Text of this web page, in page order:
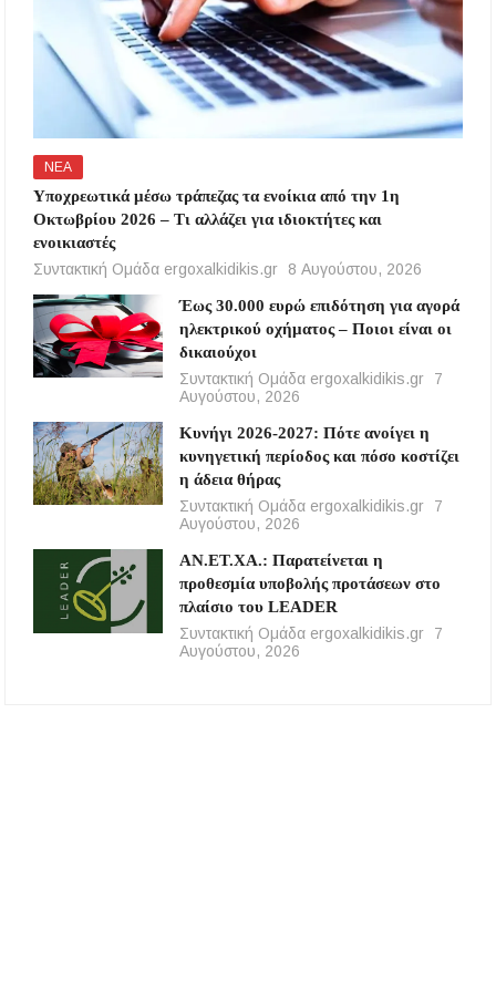
ΝΕΑ
Υποχρεωτικά μέσω τράπεζας τα ενοίκια από την 1η
Οκτωβρίου 2026 – Τι αλλάζει για ιδιοκτήτες και
ενοικιαστές
Συντακτική Ομάδα ergoxalkidikis.gr
8 Αυγούστου, 2026
Έως 30.000 ευρώ επιδότηση για αγορά
ηλεκτρικού οχήματος – Ποιοι είναι οι
δικαιούχοι
Συντακτική Ομάδα ergoxalkidikis.gr
7
Αυγούστου, 2026
Κυνήγι 2026-2027: Πότε ανοίγει η
κυνηγετική περίοδος και πόσο κοστίζει
η άδεια θήρας
Συντακτική Ομάδα ergoxalkidikis.gr
7
Αυγούστου, 2026
ΑΝ.ΕΤ.ΧΑ.: Παρατείνεται η
προθεσμία υποβολής προτάσεων στο
πλαίσιο του LEADER
Συντακτική Ομάδα ergoxalkidikis.gr
7
Αυγούστου, 2026